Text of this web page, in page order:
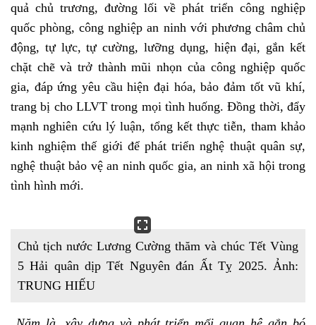
quả chủ trương, đường lối về phát triển công nghiệp
quốc phòng, công nghiệp an ninh với phương châm chủ
động, tự lực, tự cường, lưỡng dụng, hiện đại, gắn kết
chặt chẽ và trở thành mũi nhọn của công nghiệp quốc
gia, đáp ứng yêu cầu hiện đại hóa, bảo đảm tốt vũ khí,
trang bị cho LLVT trong mọi tình huống. Đồng thời, đẩy
mạnh nghiên cứu lý luận, tổng kết thực tiễn, tham khảo
kinh nghiệm thế giới để phát triển nghệ thuật quân sự,
nghệ thuật bảo vệ an ninh quốc gia, an ninh xã hội trong
tình hình mới.
Chủ tịch nước Lương Cường thăm và chúc Tết Vùng
5 Hải quân dịp Tết Nguyên đán Ất Tỵ 2025. Ảnh:
TRUNG HIẾU